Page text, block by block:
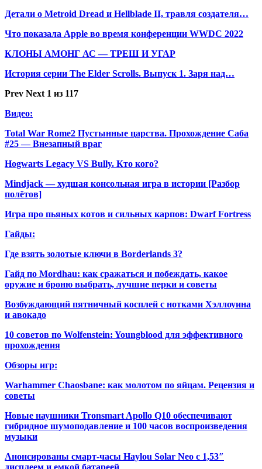
Детали о Metroid Dread и Hellblade II, травля создателя…
Что показала Apple во время конференции WWDC 2022
КЛОНЫ АМОНГ АС — ТРЕШ И УГАР
История серии The Elder Scrolls. Выпуск 1. Заря над…
Prev Next 1 из 117
Видео:
Total War Rome2 Пустынные царства. Прохождение Саба
#25 — Внезапный враг
Hogwarts Legacy VS Bully. Кто кого?
Mindjack — худшая консольная игра в истории [Разбор
полётов]
Игра про пьяных котов и сильных карпов: Dwarf Fortress
Гайды:
Где взять золотые ключи в Borderlands 3?
Гайд по Mordhau: как сражаться и побеждать, какое
оружие и броню выбрать, лучшие перки и советы
Возбуждающий пятничный косплей с нотками Хэллоуина
и авокадо
10 советов по Wolfenstein: Youngblood для эффективного
прохождения
Обзоры игр:
Warhammer Chaosbane: как молотом по яйцам. Рецензия и
советы
Новые наушники Tronsmart Apollo Q10 обеспечивают
гибридное шумоподавление и 100 часов воспроизведения
музыки
Анонсированы смарт-часы Haylou Solar Neo с 1,53″
дисплеем и емкой батареей